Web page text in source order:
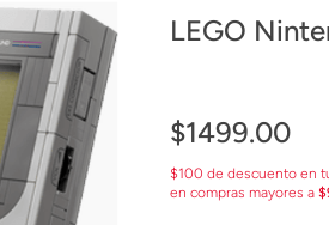
LEGO
$1499.00
$100 de descuento en
en compras mayores a